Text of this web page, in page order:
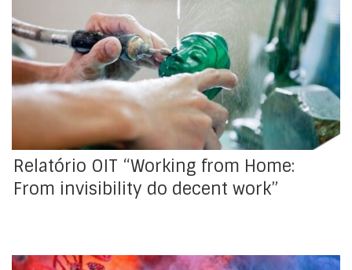
Segundo as estimativas da OIT, com base em
inquéritos feitos aos agregados familiares em 118
países, publicadas no relatório intitulado “Working from
Home: From invisibility do decent work” antes da crise
da COVID-19, havia cerca de 260 milhões de pessoas a
trabalhar em casa em todo o mundo, Fig. 1, fonte […]
Relatório OIT “Working from Home:
From invisibility do decent work”